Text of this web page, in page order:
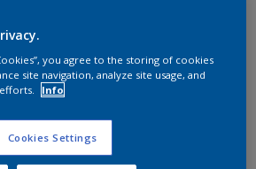
you agree to the storing of cookies
site navigation, analyze site usage, and
Info
Cookies Settings